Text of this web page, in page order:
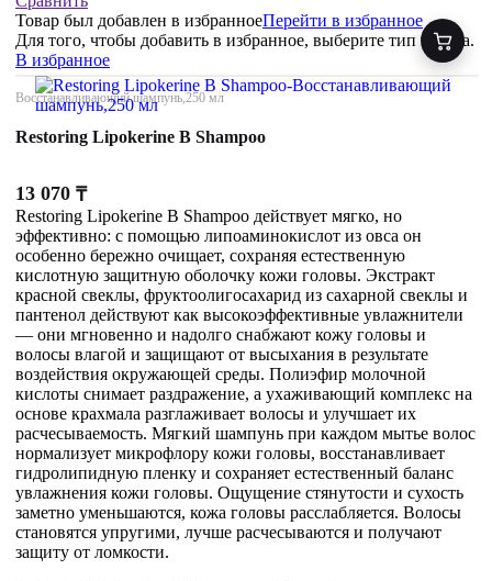
Товар был добавлен в избранноеПерейти в избранное
Для того, чтобы добавить в избранное, выберите тип товара.
В избранное
Восстанавливающий шампунь,250 мл
Restoring Lipokerine B Shampoo
13 070 ₸
Restoring Lipokerine B Shampoo действует мягко, но
эффективно: с помощью липоаминокислот из овса он
особенно бережно очищает, сохраняя естественную
кислотную защитную оболочку кожи головы. Экстракт
красной свеклы, фруктоолигосахарид из сахарной свеклы и
пантенол действуют как высокоэффективные увлажнители
— они мгновенно и надолго снабжают кожу головы и
волосы влагой и защищают от высыхания в результате
воздействия окружающей среды. Полиэфир молочной
кислоты снимает раздражение, а ухаживающий комплекс на
основе крахмала разглаживает волосы и улучшает их
расчесываемость. Мягкий шампунь при каждом мытье волос
нормализует микрофлору кожи головы, восстанавливает
гидролипидную пленку и сохраняет естественный баланс
увлажнения кожи головы. Ощущение стянутости и сухость
заметно уменьшаются, кожа головы расслабляется. Волосы
становятся упругими, лучше расчесываются и получают
защиту от ломкости.